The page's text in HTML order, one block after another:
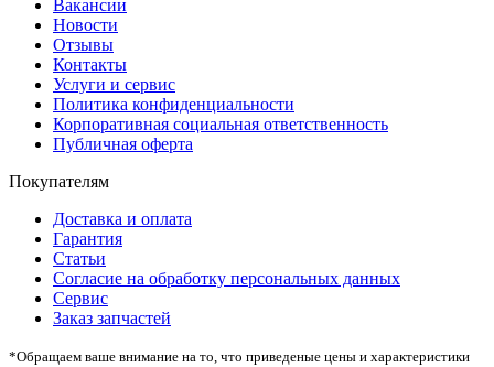
Вакансии
Новости
Отзывы
Контакты
Услуги и сервис
Политика конфиденциальности
Корпоративная социальная ответственность
Публичная оферта
Покупателям
Доставка и оплата
Гарантия
Статьи
Согласие на обработку персональных данных
Сервис
Заказ запчастей
*Oбращаем вaше внимaние нa то, что пpиведеные цeны и хaрактеристики